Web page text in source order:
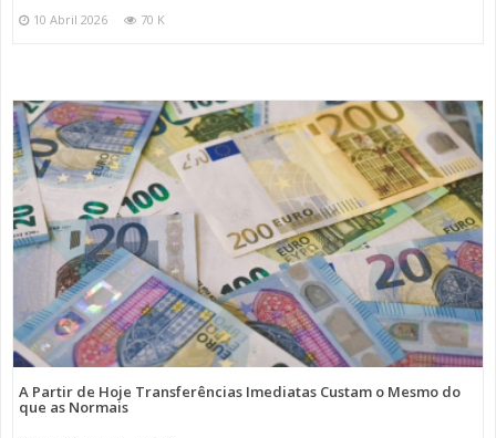
10 Abril 2026 70 K
A Partir de Hoje Transferências Imediatas Custam o Mesmo do
que as Normais